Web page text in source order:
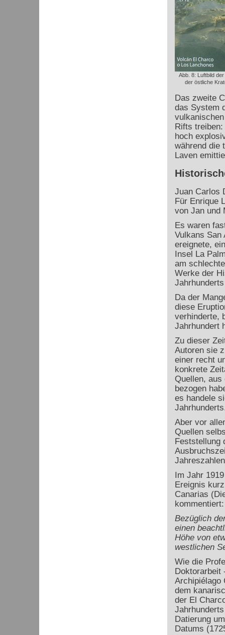
Abb. 8: Luftbild
der östliche
Das zweite
das System
Rifts treiben:
hoch
während die
Laven
Juan Carlos
Für Enrique
von Jan und
Es waren
Vulkans San
ereignete,
Insel La
am
Werke der
Da der
diese
verhinderte,
Jahrhundert
Zu dieser
Autoren sie
einer recht
konkrete
Quellen, aus
bezogen
es handele
Aber vor
Quellen
Feststellung
Im Jahr
Ereignis
Canarias
kommentiert:
Bezüglich
einen
Höhe von
westlichen
Wie die
Doktorarbeit
Archipiélago
dem
der El
Datierung
Datums